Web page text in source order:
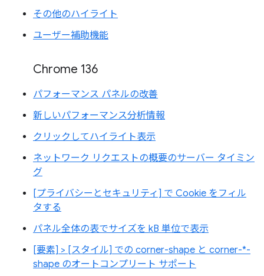
その他のハイライト
ユーザー補助機能
Chrome 136
パフォーマンス パネルの改善
新しいパフォーマンス分析情報
クリックしてハイライト表示
ネットワーク リクエストの概要のサーバー タイミン
グ
[プライバシーとセキュリティ] で Cookie をフィル
タする
パネル全体の表でサイズを kB 単位で表示
[要素] > [スタイル] での corner-shape と corner-*-
shape のオートコンプリート サポート